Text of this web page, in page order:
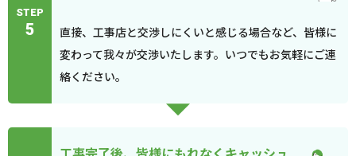
STEP
5
直接、工事店と交渉しにくいと感じる場合など、皆様に
変わって我々が交渉いたします。いつでもお気軽にご連
絡ください。